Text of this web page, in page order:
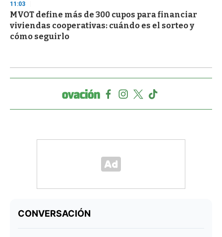
11:03
MVOT define más de 300 cupos para financiar
viviendas cooperativas: cuándo es el sorteo y
cómo seguirlo